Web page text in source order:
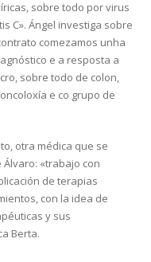
sobre todo por virus
C». Ángel investiga sobre
comezamos unha
e a resposta a
sobre todo de colon,
e co grupo de
otra médica que se
«trabajo con
de terapias
con la idea de
y sus
Berta.